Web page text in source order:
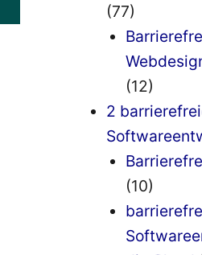
(77)
(12)
2
(10)